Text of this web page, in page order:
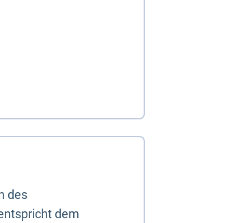
des
dem